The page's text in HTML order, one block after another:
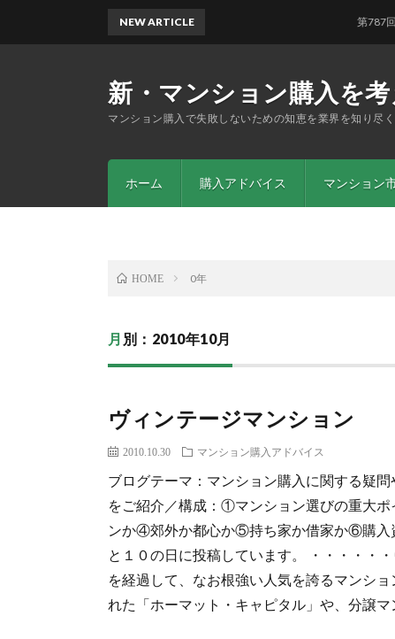
新・マンション購入を考
マンション購入で失敗しないための知恵を業界を知り尽
ホーム 購入アドバイス マンション
NEW ARTICLE 第787回 「自
HOME 0年
月別：2010年10月
ヴィンテージマンション
2010.10.30 マンション購入アドバイス
ブログテーマ：マンション購入に関する疑
をご紹介／構成：①マンション選びの重大
ンか④郊外か都心か⑤持ち家か借家か⑥購入
と１０の日に投稿しています。 ・・・・・
を経過して、なお根強い人気を誇るマンシ
れた「ホーマット・キャピタル」や、分譲